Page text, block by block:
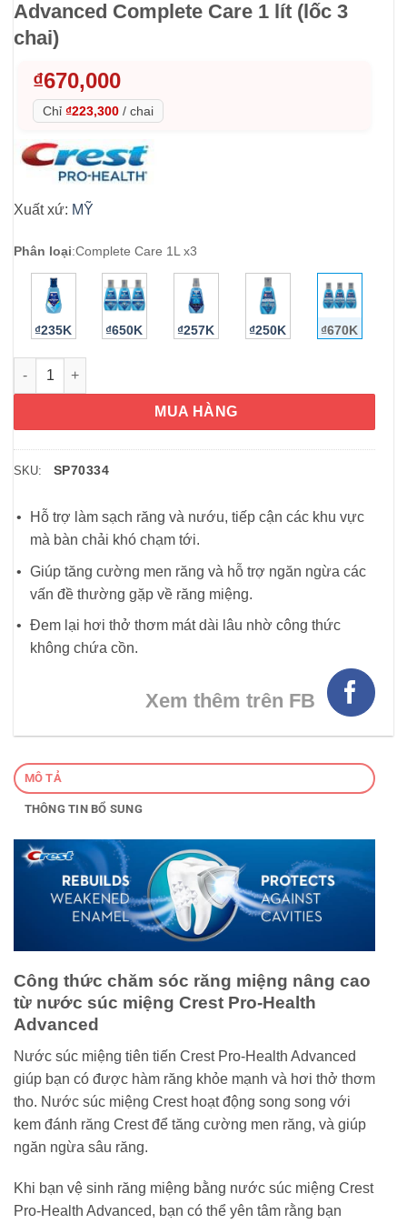
Advanced Complete Care 1 lít (lốc 3
chai)
₫670,000
Chỉ ₫223,300 / chai
Xuất xứ: MỸ
Phân loại:Complete Care 1L x3
₫235K ₫650K ₫257K ₫250K ₫670K
Nước súc miệng Crest Pro-Health Advanced Complete Care 1
MUA HÀNG
SKU: SP70334
Hỗ trợ làm sạch răng và nướu, tiếp cận các khu vực
mà bàn chải khó chạm tới.
Giúp tăng cường men răng và hỗ trợ ngăn ngừa các
vấn đề thường gặp về răng miệng.
Đem lại hơi thở thơm mát dài lâu nhờ công thức
không chứa cồn.
Xem thêm trên FB
MÔ TẢ
THÔNG TIN BỔ SUNG
Công thức chăm sóc răng miệng nâng cao
từ nước súc miệng Crest Pro-Health
Advanced
Nước súc miệng tiên tiến Crest Pro-Health Advanced
giúp bạn có được hàm răng khỏe mạnh và hơi thở thơm
tho. Nước súc miệng Crest hoạt động song song với
kem đánh răng Crest để tăng cường men răng, và giúp
ngăn ngừa sâu răng.
Khi bạn vệ sinh răng miệng bằng nước súc miệng Crest
Pro-Health Advanced, bạn có thể yên tâm rằng bạn